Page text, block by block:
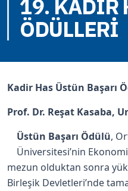
19. KADİR
ÖDÜLLERİ
Kadir Has Üstün Başarı
Prof. Dr. Reşat Kasaba,
Üstün Başarı Ödülü,
Üniversitesi’nin
mezun olduktan sonra
Birleşik Devletleri’nde